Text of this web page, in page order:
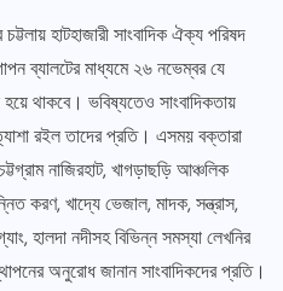
হাটহাজারী সাংবাদিক ঐক্য পরিষদ
ব্যালটের মাধ্যমে ২৬ নভেম্বর যে
হয়ে থাকবে। ভবিষ্যতেও সাংবাদিকতায়
রইল তাদের প্রতি। এসময় বক্তারা
নাজিরহাট, খাগড়াছড়ি আঞ্চলিক
করণ, খাদ্যে ভেজাল, মাদক, সন্ত্রাস,
হালদা নদীসহ বিভিন্ন সমস্যা লেখনির
অনুরোধ জানান সাংবাদিকদের প্রতি।